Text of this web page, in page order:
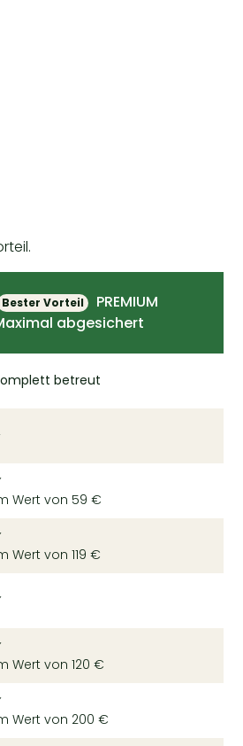
Bester Vorteil
PREMIUM
abgesichert
betreut
Wert von 59 €
Wert von 119 €
Wert von 120 €
Wert von 200 €